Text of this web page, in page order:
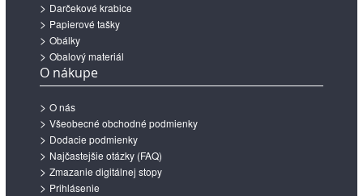
Darčekové krabice
Papierové tašky
Obálky
Obalový materiál
O nákupe
O nás
Všeobecné obchodné podmienky
Dodacie podmienky
Najčastejšie otázky (FAQ)
Zmazanie digitálnej stopy
Prihlásenie